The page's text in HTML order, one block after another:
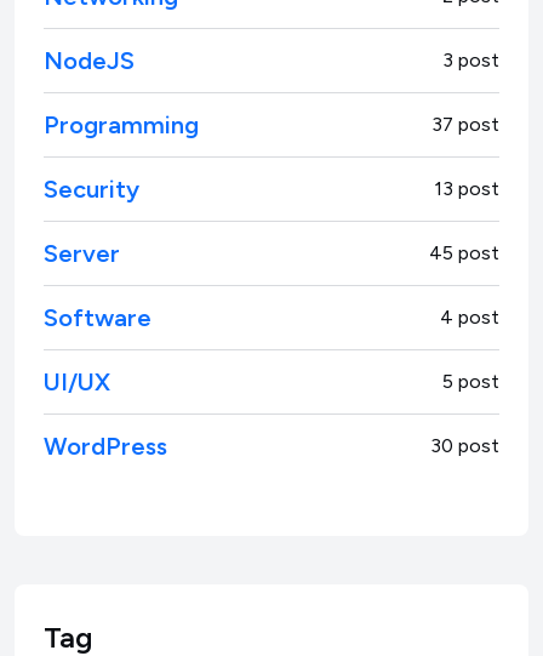
NodeJS 3 post
Programming 37 post
Security 13 post
Server 45 post
Software 4 post
UI/UX 5 post
WordPress 30 post
Tag